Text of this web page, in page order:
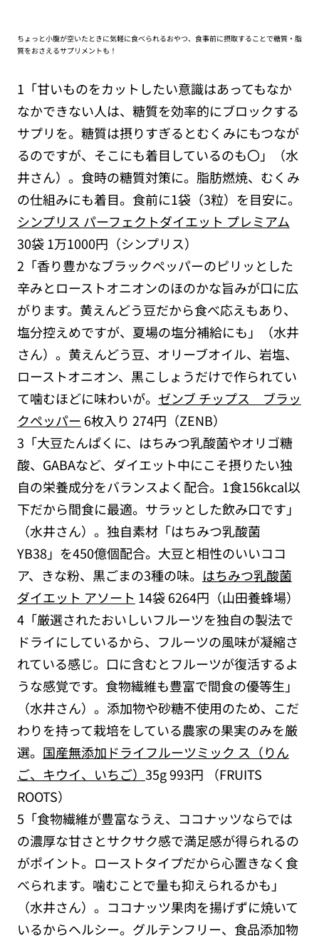
ちょっと小腹が空いたときに気軽に食べられるおやつ、食事前に摂取することで糖質・脂
質をおさえるサプリメントも！
1「甘いものをカットしたい意識はあってもなか
なかできない人は、糖質を効率的にブロックする
サプリを。糖質は摂りすぎるとむくみにもつなが
るのですが、そこにも着目しているのも〇」（水
井さん）。食時の糖質対策に。脂肪燃焼、むくみ
の仕組みにも着目。食前に1袋（3粒）を目安に。
シンプリス パーフェクトダイエット プレミアム
30袋 1万1000円（シンプリス）
2「香り豊かなブラックペッパーのピリッとした
辛みとローストオニオンのほのかな旨みが口に広
がります。黄えんどう豆だから食べ応えもあり、
塩分控えめですが、夏場の塩分補給にも」（水井
さん）。黄えんどう豆、オリーブオイル、岩塩、
ローストオニオン、黒こしょうだけで作られてい
て噛むほどに味わいが。 ゼンブ チップス ブラッ
クペッパー 6枚入り 274円（ZENB）
3「大豆たんぱくに、はちみつ乳酸菌やオリゴ糖
酸、GABAなど、ダイエット中にこそ摂りたい独
自の栄養成分をバランスよく配合。1食156kcal以
下だから間食に最適。サラッとした飲み口です」
（水井さん）。独自素材「はちみつ乳酸菌
YB38」を450億個配合。大豆と相性のいいココ
ア、きな粉、黒ごまの3種の味。 はちみつ乳酸菌
ダイエット アソート 14袋 6264円（山田養蜂場）
4「厳選されたおいしいフルーツを独自の製法で
ドライにしているから、フルーツの風味が凝縮さ
れている感じ。口に含むとフルーツが復活するよ
うな感覚です。食物繊維も豊富で間食の優等生」
（水井さん）。添加物や砂糖不使用のため、こだ
わりを持って栽培をしている農家の果実のみを厳
選。 国産無添加ドライフルーツミック ス（りん
ご、キウイ、いちご） 35g 993円 （FRUITS
ROOTS）
5「食物繊維が豊富なうえ、ココナッツならでは
の濃厚な甘さとサクサク感で満足感が得られるの
がポイント。ローストタイプだから心置きなく食
べられます。噛むことで量も抑えられるかも」
（水井さん）。ココナッツ果肉を揚げずに焼いて
いるからヘルシー。グルテンフリー、食品添加物